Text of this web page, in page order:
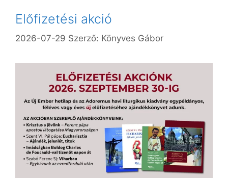
Előfizetési akció
2026-07-29 Szerző: Könyves Gábor